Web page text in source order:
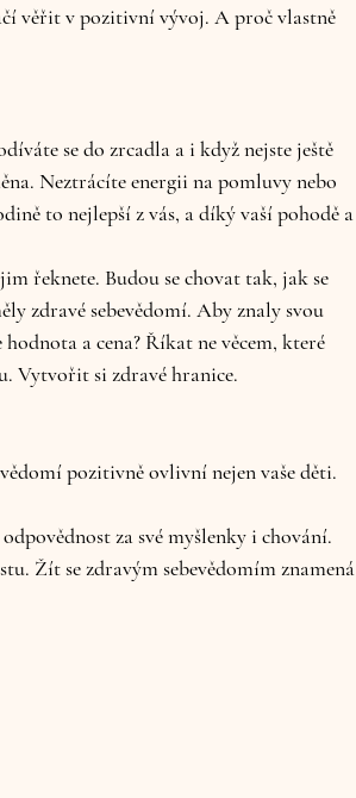
věřit v pozitivní vývoj. A proč vlastně
se do zrcadla a i když nejste ještě
Neztrácíte energii na pomluvy nebo
to nejlepší z vás, a díký vaší pohodě a
řeknete. Budou se chovat tak, jak se
zdravé sebevědomí. Aby znaly svou
a cena? Říkat ne věcem, které
Vytvořit si zdravé hranice.
pozitivně ovlivní nejen vaše děti.
za své myšlenky i chování.
Žít se zdravým sebevědomím znamená